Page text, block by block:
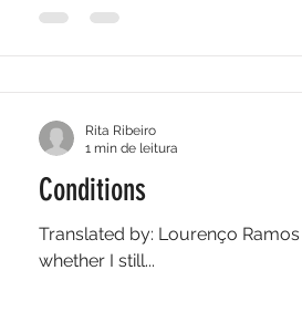
Conditions
Translated by: Lourenço
whether I still...
Rita Ribeiro
1 min de leitura